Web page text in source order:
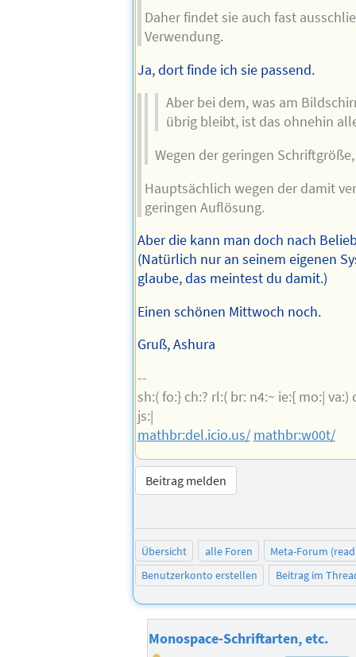
Daher findet sie auch fast
Verwendung.
Ja, dort finde ich sie passend.
Aber bei dem, was am
übrig bleibt, ist das ohnehin
Wegen der geringen
Hauptsächlich wegen der damit
geringen Auflösung.
Aber die kann man doch nach
(Natürlich nur an seinem eigenen
glaube, das meintest du damit.)
Einen schönen Mittwoch noch.
Gruß, Ashura
--
sh:( fo:} ch:? rl:( br: n4:~ ie:{ mo:| va:)
js:|
mathbr:del.icio.us/ mathbr:w00t/
Beitrag melden
Übersicht alle Foren
Meta-Forum
Benutzerkonto erstellen
Beitrag im
Monospace-Schriftarten, etc.